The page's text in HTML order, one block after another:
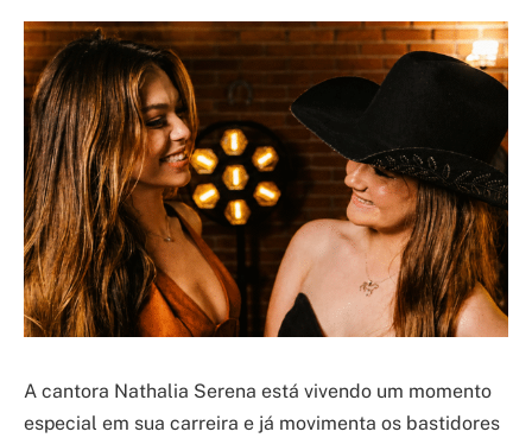
A cantora Nathalia Serena está vivendo um momento
especial em sua carreira e já movimenta os bastidores